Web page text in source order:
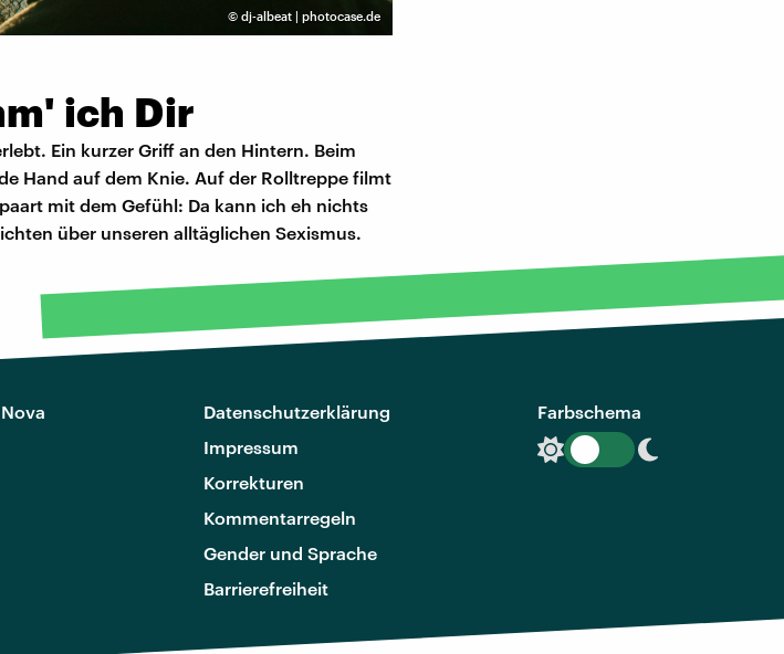
© dj-albeat | photocase.de
ich Dir
Ein kurzer Griff an den Hintern. Beim
Hand auf dem Knie. Auf der Rolltreppe filmt
mit dem Gefühl: Da kann ich eh nichts
über unseren alltäglichen Sexismus.
Datenschutzerklärung
Impressum
Korrekturen
Kommentarregeln
Gender und Sprache
Barrierefreiheit
Farbschema